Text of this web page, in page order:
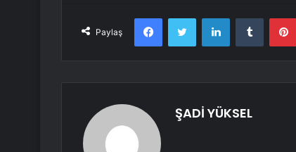
Paylaş
FacebookTwitter LinkedInTumblr
ŞADİ YÜKSEL